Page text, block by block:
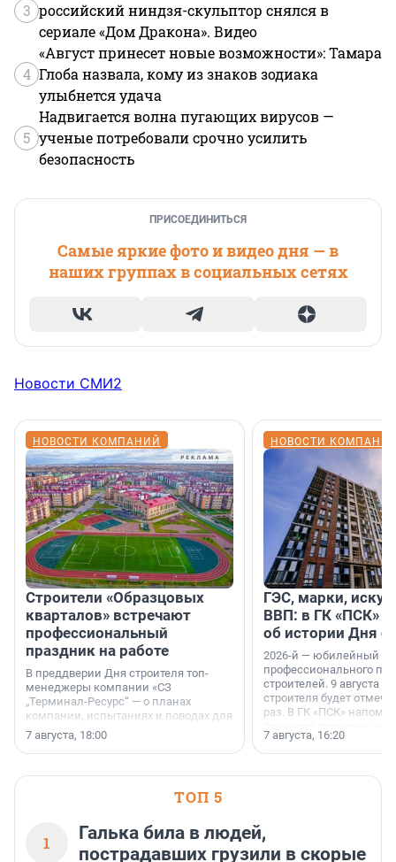
3 российский ниндзя-скульптор снялся в
сериале «Дом Дракона». Видео
4
«Август принесет новые возможности»: Тамара
Глоба назвала, кому из знаков зодиака
улыбнется удача
5
Надвигается волна пугающих вирусов —
ученые потребовали срочно усилить
безопасность
ПРИСОЕДИНИТЬСЯ
Самые яркие фото и видео дня — в
наших группах в социальных сетях
Новости СМИ2
НОВОСТИ КОМПАНИЙ
Строители «Образцовых
кварталов» встречают
профессиональный
праздник на работе
В преддверии Дня строителя топ-
менеджеры компании «СЗ
„Терминал-Ресурс“ — о планах
компании, испытаниях и поводах для
осторожного оптимизма.
7 августа, 18:00
НОВОСТИ
ГЭС, марки,
ВВП: в ГК «ПСК»
об истории Дня
2026-й — юбилейный
профессионального
строителей. 9 августа
строителя будет
раз. В ГК «ПСК»
поменялась роль
7 августа, 16:20
ТОП 5
1
Галька била в людей,
пострадавших грузили в скорые